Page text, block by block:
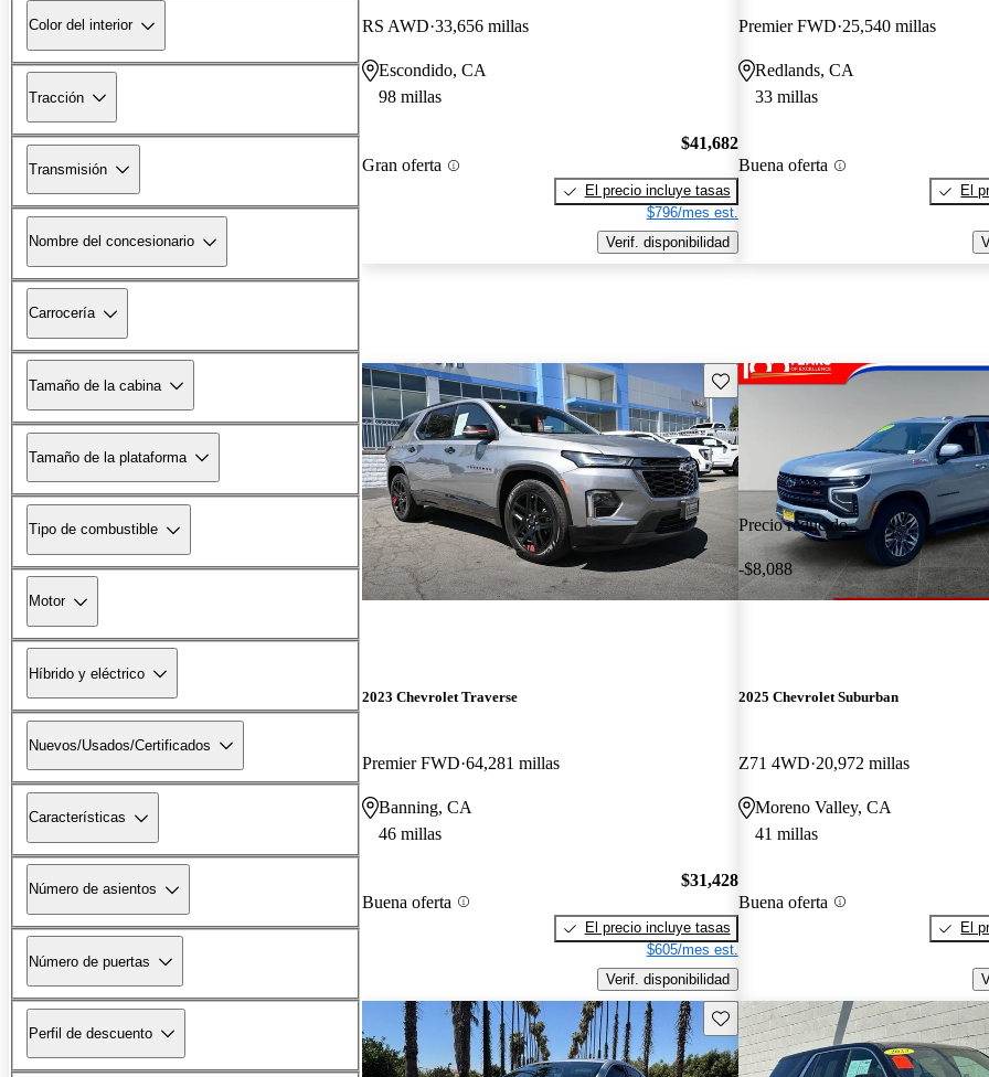
Color del interior
Tracción
Transmisión
Nombre del concesionario
Carrocería
Tamaño de la cabina
Tamaño de la plataforma
Tipo de combustible
Motor
Híbrido y eléctrico
Nuevos/Usados/Certificados
Características
Número de asientos
Número de puertas
Perfil de descuento
RS AWD 33,656 millas
Escondido, CA
98 millas
Gran oferta
$41,682
El precio incluye tasas
$796/mes est.
Verif. disponibilidad
Premier FWD 25,540 millas
Redlands, CA
33 millas
Buena oferta
El
Guarda este Aviso
2023 Chevrolet Traverse
Premier FWD 64,281 millas
Banning, CA
46 millas
Buena oferta
$31,428
El precio incluye tasas
$605/mes est.
Verif. disponibilidad
Precio reducido
-$8,088
2025 Chevrolet Suburban
Z71 4WD 20,972 millas
Moreno Valley, CA
41 millas
Buena oferta
El
Guarda este Aviso